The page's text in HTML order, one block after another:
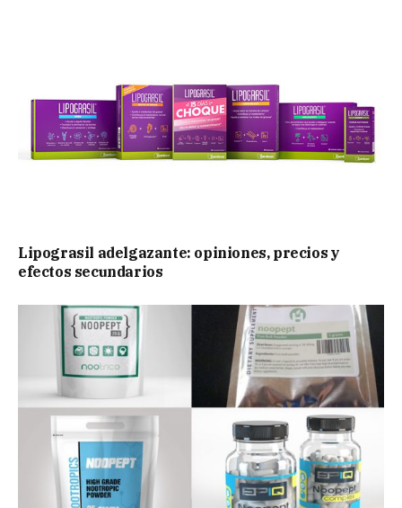
Lipograsil adelgazante: opiniones, precios y
efectos secundarios